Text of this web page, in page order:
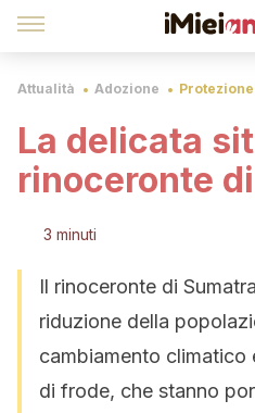
Attualità Adozione
La delicata
rinoceronte
3 minuti
Il rinoceronte di
riduzione della
cambiamento climatico
di frode, che stanno